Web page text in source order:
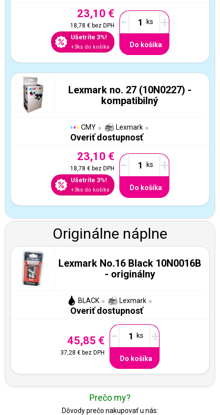
23,10 €
18,78 €bez DPH
Ušetríte 3%!
+3ks do košíka
- +
Do košíka
Lexmark no. 27 (10N0227) -
kompatibilný
CMY Lexmark
Overiť dostupnosť
23,10 €
18,78 €bez DPH
Ušetríte 3%!
+3ks do košíka
- +
Do košíka
Originálne náplne
Lexmark No.16 Black 10N0016B
- originálny
BLACK Lexmark
Overiť dostupnosť
45,85 €
37,28 € bez DPH
- +
Do košíka
Prečo my?
Dôvody prečo nakupovať u nás: